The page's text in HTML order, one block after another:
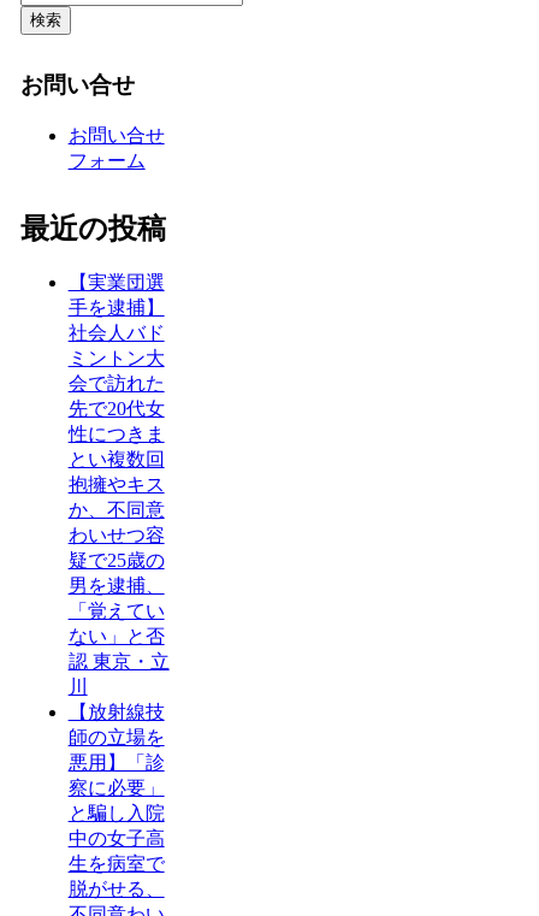
検索
お問い合せ
お問い合せ
フォーム
最近の投稿
【実業団選
手を逮捕】
社会人バド
ミントン大
会で訪れた
先で20代女
性につきま
とい複数回
抱擁やキス
か、不同意
わいせつ容
疑で25歳の
男を逮捕、
「覚えてい
ない」と否
認 東京・立
川
【放射線技
師の立場を
悪用】「診
察に必要」
と騙し入院
中の女子高
生を病室で
脱がせる、